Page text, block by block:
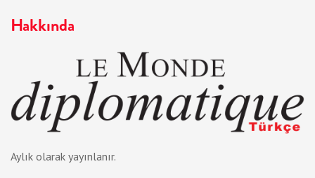
Hakkında
Aylık olarak yayınlanır.